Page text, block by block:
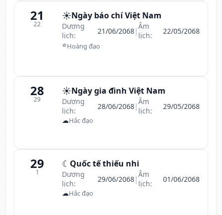
21
22
☀️Ngày báo chí Việt Nam
Dương
lịch:
21/06/2068|Âm
lịch:
22/05/2068
⭐Hoàng đạo
28
29
☀️Ngày gia đình Việt Nam
Dương
lịch:
28/06/2068|Âm
lịch:
29/05/2068
☁Hắc đạo
29
1
☾ Quốc tế thiếu nhi
Dương
lịch:
29/06/2068|Âm
lịch:
01/06/2068
☁Hắc đạo